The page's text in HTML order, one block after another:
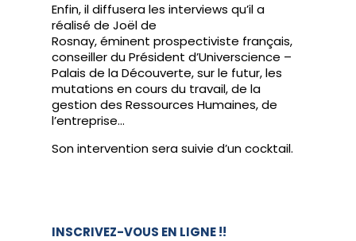
Enfin, il diffusera les interviews qu’il a
réalisé de Joël de
Rosnay, éminent prospectiviste français,
conseiller du Président d’Universcience –
Palais de la Découverte, sur le futur, les
mutations en cours du travail, de la
gestion des Ressources Humaines, de
l’entreprise…
Son intervention sera suivie d’un cocktail.
INSCRIVEZ-VOUS EN LIGNE !!